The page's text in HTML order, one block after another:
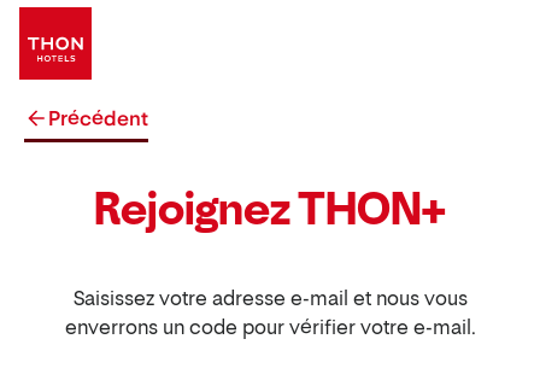
Précédent
Rejoignez THON+
Saisissez votre adresse e-mail et nous vous
enverrons un code pour vérifier votre e-mail.